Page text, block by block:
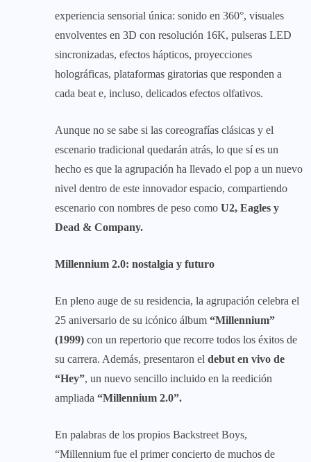
experiencia sensorial única: sonido en 360°, visuales
envolventes en 3D con resolución 16K, pulseras LED
sincronizadas, efectos hápticos, proyecciones
holográficas, plataformas giratorias que responden a
cada beat e, incluso, delicados efectos olfativos.
Aunque no se sabe si las coreografías clásicas y el
escenario tradicional quedarán atrás, lo que sí es un
hecho es que la agrupación ha llevado el pop a un nuevo
nivel dentro de este innovador espacio, compartiendo
escenario con nombres de peso como U2, Eagles y
Dead & Company.
Millennium 2.0: nostalgia y futuro
En pleno auge de su residencia, la agrupación celebra el
25 aniversario de su icónico álbum “Millennium”
(1999) con un repertorio que recorre todos los éxitos de
su carrera. Además, presentaron el debut en vivo de
“Hey”, un nuevo sencillo incluido en la reedición
ampliada “Millennium 2.0”.
En palabras de los propios Backstreet Boys,
“Millennium fue el primer concierto de muchos de